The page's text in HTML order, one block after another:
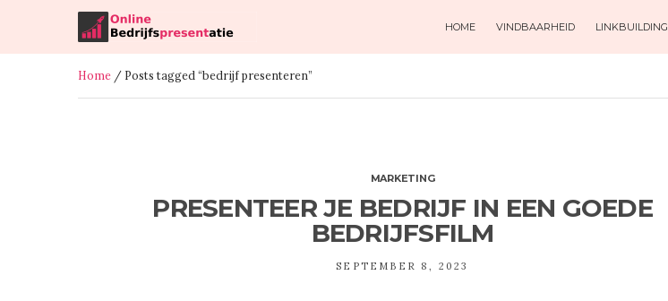
HOME VINDBAARHEID LINKBUILDING
Home / Posts tagged “bedrijf presenteren”
MARKETING
PRESENTEER JE BEDRIJF IN EEN GOEDE
BEDRIJFSFILM
SEPTEMBER 8, 2023